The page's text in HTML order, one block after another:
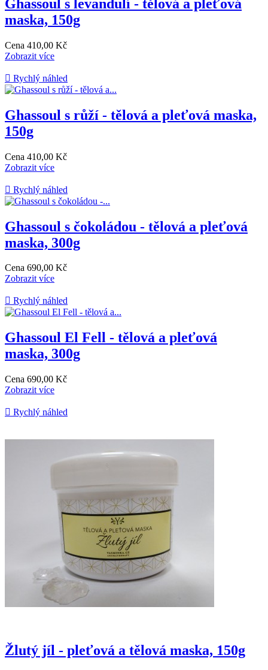
Ghassoul s levandulí - tělová a pleťová
maska, 150g
Cena 410,00 Kč
Zobrazit více
 Rychlý náhled
Ghassoul s růží - tělová a pleťová maska,
150g
Cena 410,00 Kč
Zobrazit více
 Rychlý náhled
Ghassoul s čokoládou - tělová a pleťová
maska, 300g
Cena 690,00 Kč
Zobrazit více
 Rychlý náhled
Ghassoul El Fell - tělová a pleťová
maska, 300g
Cena 690,00 Kč
Zobrazit více
 Rychlý náhled
Žlutý jíl - pleťová a tělová maska, 150g